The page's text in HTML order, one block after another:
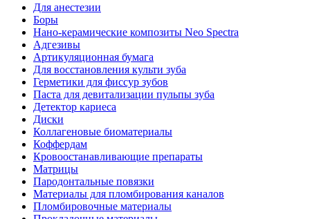
Для анестезии
Боры
Нано-керамические композиты Neo Spectra
Адгезивы
Артикуляционная бумага
Для восстановления культи зуба
Герметики для фиссур зубов
Паста для девитализации пульпы зуба
Детектор кариеса
Диски
Коллагеновые биоматериалы
Коффердам
Кровоостанавливающие препараты
Матрицы
Пародонтальные повязки
Материалы для пломбирования каналов
Пломбировочные материалы